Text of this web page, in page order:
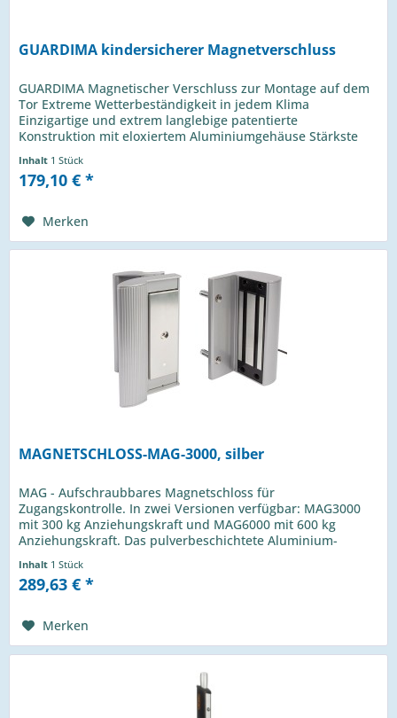
GUARDIMA kindersicherer Magnetverschluss
GUARDIMA Magnetischer Verschluss zur Montage auf dem
Tor Extreme Wetterbeständigkeit in jedem Klima
Einzigartige und extrem langlebige patentierte
Konstruktion mit eloxiertem Aluminiumgehäuse Stärkste
Inhalt 1 Stück
179,10 € *
Merken
MAGNETSCHLOSS-MAG-3000, silber
MAG - Aufschraubbares Magnetschloss für
Zugangskontrolle. In zwei Versionen verfügbar: MAG3000
mit 300 kg Anziehungskraft und MAG6000 mit 600 kg
Anziehungskraft. Das pulverbeschichtete Aluminium-
Inhalt 1 Stück
289,63 € *
Merken